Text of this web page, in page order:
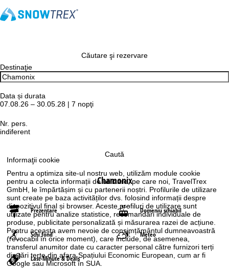
Informaţii cookie
Pentru a optimiza site-ul nostru web, utilizăm module cookie
pentru a colecta informații de utilizare, pe care noi, TravelTrex
GmbH, le împărtășim și cu partenerii noștri. Profilurile de utilizare
sunt create pe baza activităților dvs. folosind informații despre
dispozitivul final și browser. Aceste profiluri de utilizare sunt
utilizate pentru analize statistice, recomandări individuale de
produse, publicitate personalizată și măsurarea razei de acțiune.
Pentru aceasta avem nevoie de consimțământul dumneavoastră
(revocabil în orice moment), care include, de asemenea,
transferul anumitor date cu caracter personal către furnizori terți
din țări terțe din afara Spațiului Economic European, cum ar fi
Google sau Microsoft în SUA.
Căutare şi rezervare
Destinaţie
Data și durata
07.08.26 – 30.05.28 | 7 nopţi
Nr. pers.
indiferent
Caută
Chamonix
Prezentare Domeniu schiabil
Schi fond Meteo
Last-Minute & Deals